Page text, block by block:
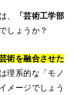
、
「芸術工学部
しょうか？
術を融合させた
理系的な「モノ
メージでしょう